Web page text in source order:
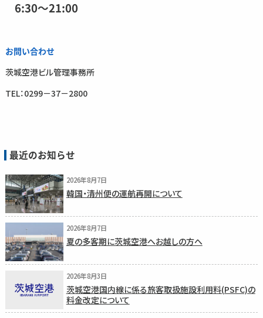
6:30～21:00
お問い合わせ
茨城空港ビル管理事務所
TEL：0299－37－2800
最近のお知らせ
2026年8月7日
韓国・清州便の運航再開について
2026年8月7日
夏の多客期に茨城空港へお越しの方へ
2026年8月3日
茨城空港国内線に係る旅客取扱施設利用料(PSFC)の
料金改定について